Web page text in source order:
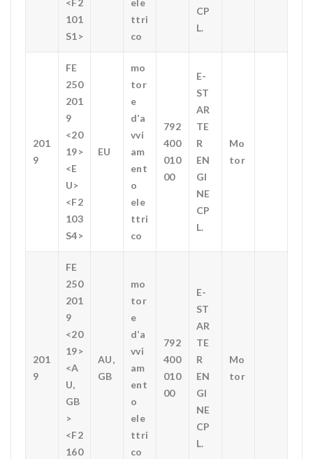
<F2
101
S1>
ele
ttri
co
CP
L.
201
9
FE
250
201
9
<20
19>
<E
U>
<F2
103
S4>
EU
mo
tor
e
d’a
vvi
am
ent
o
ele
ttri
co
792
400
010
00
E-
ST
AR
TE
R
EN
GI
NE
CP
L.
Mo
tor
201
9
FE
250
201
9
<20
19>
<A
U,
GB
>
<F2
160
AU,
GB
mo
tor
e
d’a
vvi
am
ent
o
ele
ttri
co
792
400
010
00
E-
ST
AR
TE
R
EN
GI
NE
CP
L.
Mo
tor